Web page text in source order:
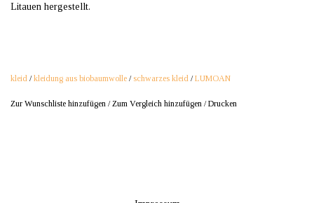
Litauen hergestellt.
kleid /kleidung aus biobaumwolle / schwarzes kleid /LUMOAN
Zur Wunschliste hinzufügen /Zum Vergleich hinzufügen /Drucken